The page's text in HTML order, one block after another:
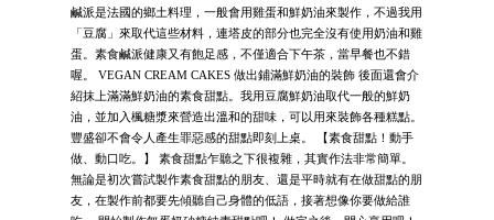
鹹派是法國的鄉土料理，一般會用雞蛋和鮮奶油來製作，不過我用
「豆腐」來取代這些材料，連塔皮的部分也完全沒有使用奶油和雞
蛋。素食鹹派健康又有飽足感，不僅適合下午茶，當早餐也不錯
喔。 VEGAN CREAM CAKES 做出鋪滿鮮奶油的裝飾 後面還會介
紹抹上滿滿鮮奶油的素食甜點。我用豆腐鮮奶油取代一般的鮮奶
油，並加入楓糖漿來營造出溫和的甜味，可以用來裝飾各種糕點。
豐盛卻不會令人產生罪惡感的甜點即刻上桌。 【素食甜點！動手
做、動口吃。】 素食甜點乍聽之下很複雜，其實作法非常簡單。
無論是初次嘗試製作素食甜點的朋友、還是平時就有在做甜點的朋
友，在製作前都要先傾聽自己身體的低語，接著想像你要做給誰